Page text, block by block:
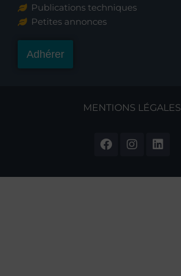
Publications techniques
Petites annonces
Adhérer
MENTIONS LÉGALES